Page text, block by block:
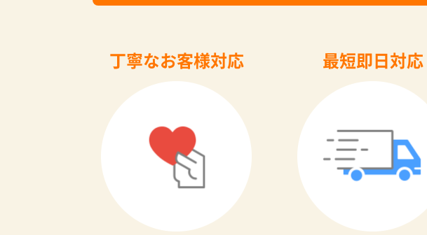
丁寧なお客様対応 最短即日対応